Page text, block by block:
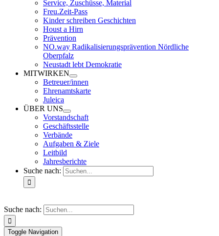
Service, Zuschüsse, Material
Freu.Zeit-Pass
Kinder schreiben Geschichten
Houst a Hirn
Prävention
NO.way Radikalisierungsprävention Nördliche
Oberpfalz
Neustadt lebt Demokratie
MITWIRKEN
Betreuer/innen
Ehrenamtskarte
Juleica
ÜBER UNS
Vorstandschaft
Geschäftsstelle
Verbände
Aufgaben & Ziele
Leitbild
Jahresberichte
Suche nach:
Suche nach:
Toggle Navigation